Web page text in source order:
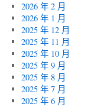
2026 年 2 月
2026 年 1 月
2025 年 12 月
2025 年 11 月
2025 年 10 月
2025 年 9 月
2025 年 8 月
2025 年 7 月
2025 年 6 月